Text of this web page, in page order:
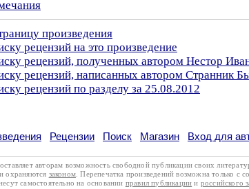
произведения
рецензий на это произведение
рецензий, полученных автором Нестор
рецензий, написанных автором Странник
рецензий по разделу за 25.08.2012
Рецензии Поиск Магазин Вход для
авторам возможность свободной публикации своих
охраняются законом . Перепечатка произведений возможна только с
самостоятельно на основании правил публикации и российского